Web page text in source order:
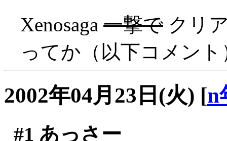
Xenosaga 一撃で クリ
ってか（以下コメント
2002年04月23日(火) [n
#1 あっさー